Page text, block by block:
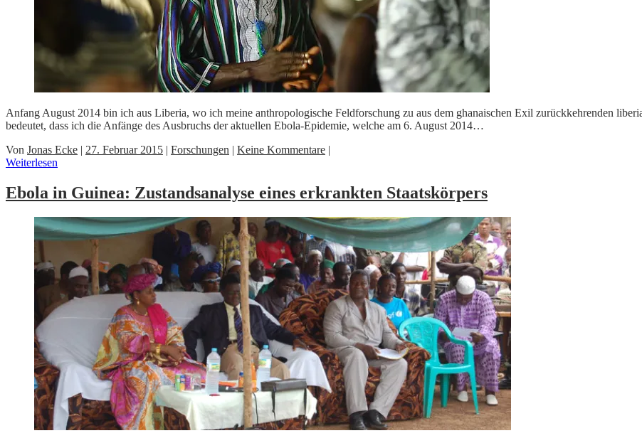
Anfang August 2014 bin ich aus Liberia, wo ich meine anthropologische Feldforschung zu aus dem ghanaischen Exil zurückkehrenden
bedeutet, dass ich die Anfänge des Ausbruchs der aktuellen Ebola-Epidemie, welche am 6. August 2014…
Von Jonas Ecke | 27. Februar 2015 | Forschungen | Keine Kommentare |
Weiterlesen
Ebola in Guinea: Zustandsanalyse eines erkrankten Staatskörpers